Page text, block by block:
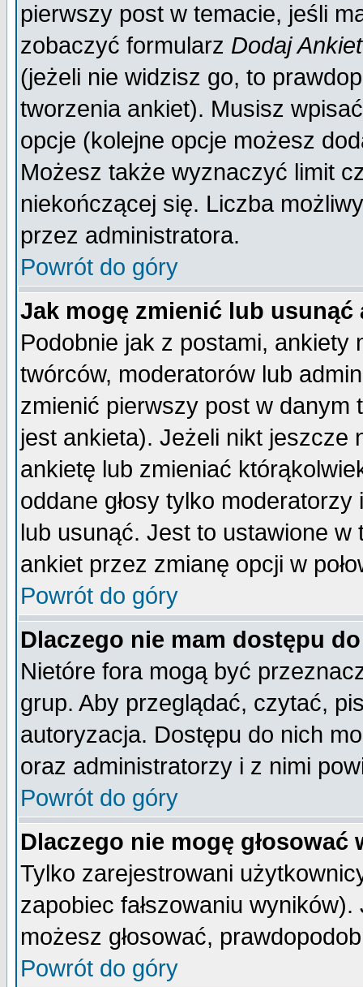
pierwszy post w temacie, jeśli
zobaczyć formularz Dodaj
(jeżeli nie widzisz go, to
tworzenia ankiet). Musisz
opcje (kolejne opcje możesz
Możesz także wyznaczyć limit
niekończącej się. Liczba
przez administratora.
Powrót do góry
Jak mogę zmienić lub usunąć
Podobnie jak z postami,
twórców, moderatorów lub
zmienić pierwszy post w
jest ankieta). Jeżeli nikt jeszcze
ankietę lub zmieniać
oddane głosy tylko
lub usunąć. Jest to ustawione w
ankiet przez zmianę opcji w
Powrót do góry
Dlaczego nie mam dostępu
Nietóre fora mogą być
grup. Aby przeglądać, czytać,
autoryzacja. Dostępu do nich
oraz administratorzy i z nimi
Powrót do góry
Dlaczego nie mogę głosować
Tylko zarejestrowani
zapobiec fałszowaniu
możesz głosować,
Powrót do góry